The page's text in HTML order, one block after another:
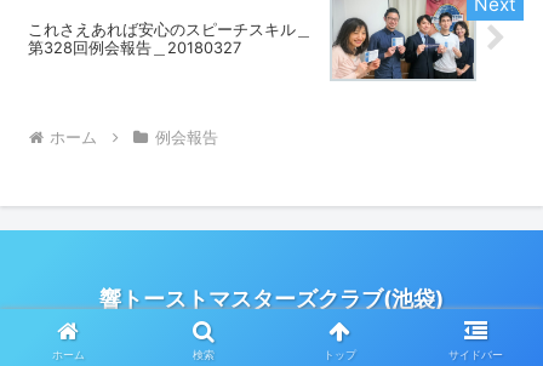
これさえあれば安心のスピーチスキル＿
第328回例会報告＿20180327
ホーム 例会報告
響トーストマスターズクラブ(池袋)
© 2017 響トーストマスターズクラブ(池袋).
ホーム 検索 トップ サイドバー